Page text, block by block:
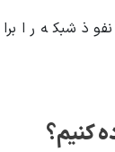
شبکه را
کنیم؟